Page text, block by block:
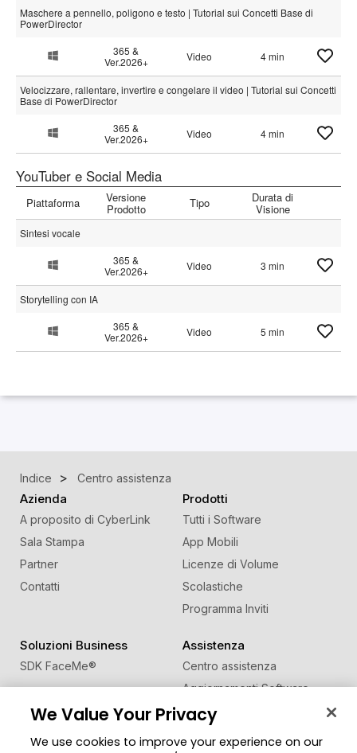
Maschere a pennello, poligono e testo | Tutorial sui Concetti Base di
PowerDirector
365 &
Ver.2026+
Video 4 min
Velocizzare, rallentare, invertire e congelare il video | Tutorial sui Concetti
Base di PowerDirector
365 &
Ver.2026+
Video 4 min
YouTuber e Social Media
Piattaforma Versione
Prodotto Tipo Durata di
Visione
Sintesi vocale
365 &
Ver.2026+
Video 3 min
Storytelling con IA
365 &
Ver.2026+
Video 5 min
Indice Centro assistenza
Azienda
A proposito di CyberLink
Sala Stampa
Partner
Contatti
Prodotti
Tutti i Software
App Mobili
Licenze di Volume
Scolastiche
Programma Inviti
Soluzioni Business
SDK FaceMe®
Assistenza
Centro assistenza
Aggiornamenti Software
Centro Apprendimento
Comunità Cambia regione
We Value Your Privacy
We use cookies to improve your experience on our